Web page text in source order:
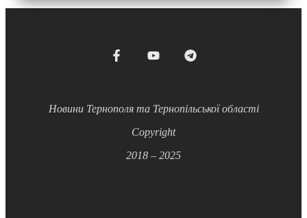
Новини Тернополя та Тернопільської області
Copyright
2018 – 2025